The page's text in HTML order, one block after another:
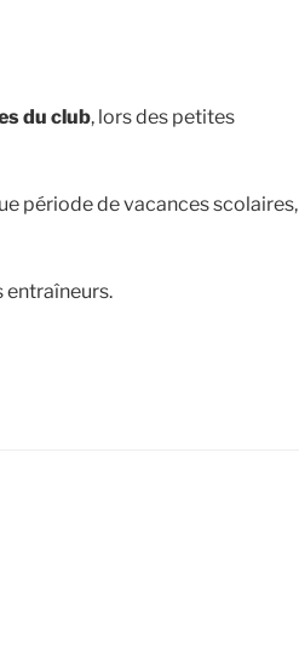
du club, lors des petites
période de vacances scolaires,
entraîneurs.